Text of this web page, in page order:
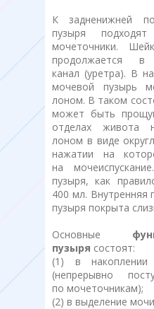
К задненижней
пузыря
мочеточники.
продолжается в
канал (уретра). В
мочевой пузырь
лоном. В таком
может быть
отделах живота
лоном в виде
нажатии на
на
пузыря, как
400 мл. Внутренняя
пузыря покрыта
Основные
пузыря состоят:
(1) в
(непрерывно
по мочеточникам);
(2) в выделение